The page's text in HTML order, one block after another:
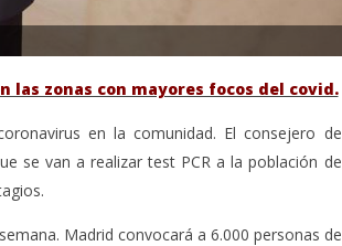
las zonas con mayores focos del covid.
en la comunidad. El consejero de
se van a realizar test PCR a la población de
Madrid convocará a 6.000 personas de